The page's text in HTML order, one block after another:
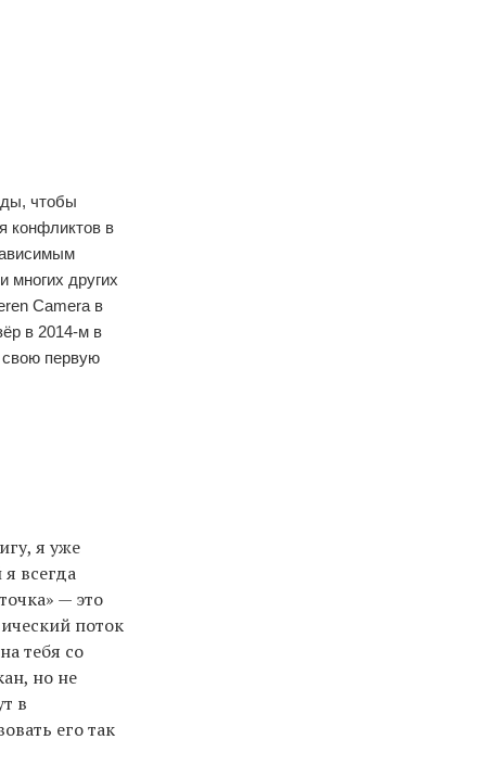
чтобы
конфликтов в
многих других
Camera в
в 2014-м в
свою первую
я уже
всегда
— это
поток
тебя со
но не
в
его так